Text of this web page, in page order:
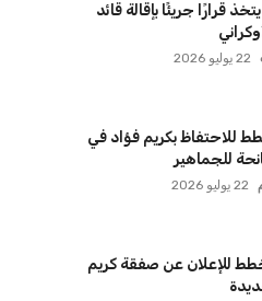
قرارًا جريئًا بإقالة قائد
22 يوليو 2026
للاحتفاظ بكريم فؤاد في
للجماهير
22 يوليو 2026
للإعلان عن صفقة كريم